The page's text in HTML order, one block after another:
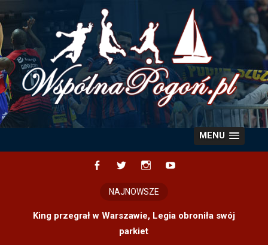
content
MENU
NAJNOWSZE
King przegrał w Warszawie, Legia obroniła swój
parkiet